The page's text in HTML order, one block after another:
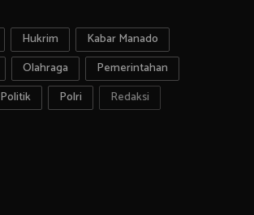
Hukrim
Kabar Manado
Olahraga
Pemerintahan
Politik Polri Redaksi